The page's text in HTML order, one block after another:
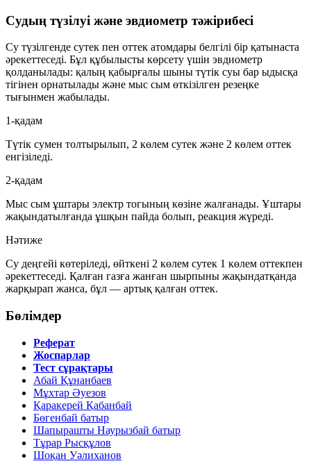
Судың түзілуі және эвдиометр тәжірибесі
Су түзілгенде сутек пен оттек атомдары белгілі бір қатынаста
әрекеттеседі. Бұл құбылысты көрсету үшін эвдиометр
қолданылады: қалың қабырғалы шыны түтік суы бар ыдысқа
тігінен орнатылады және мыс сым өткізілген резеңке
тығынмен жабылады.
1-қадам
Түтік сумен толтырылып, 2 көлем сутек және 2 көлем оттек
енгізіледі.
2-қадам
Мыс сым ұштары электр тогының көзіне жалғанады. Ұштары
жақындатылғанда ұшқын пайда болып, реакция жүреді.
Нәтиже
Су деңгейі көтеріледі, өйткені 2 көлем сутек 1 көлем оттекпен
әрекеттеседі. Қалған газға жанған шырпыны жақындатқанда
жарқырап жанса, бұл — артық қалған оттек.
Бөлімдер
Реферат
Жоспарлар
Тест сұрақтары
Абай Құнанбаев
Мұхтар Әуезов
Қаракерей Қабанбай
Бөгенбай батыр
Шапырашты Наурызбай батыр
Тұрар Рысқұлов
Шоқан Уәлиханов